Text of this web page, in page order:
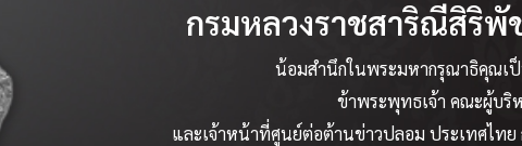
กรมหลวงราชสาริณีสิริพั
น้อมสำนึกในพระมหากรุณาธิคุณ
ข้าพระพุทธเจ้า คณะผู้บริ
และเจ้าหน้าที่ศูนย์ต่อต้านข่าวปลอม ประเทศไทย